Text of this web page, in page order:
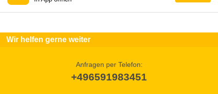
Wir helfen gerne weiter
Anfragen per Telefon:
+496591983451